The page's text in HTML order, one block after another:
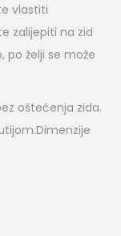
vlastiti
zalijepiti na zid
po želji se može
oštećenja zida.